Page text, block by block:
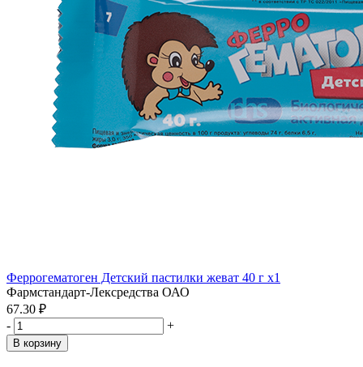
Феррогематоген Детский пастилки жеват 40 г x1
Фармстандарт-Лексредства ОАО
67.30 ₽
-
+
В корзину